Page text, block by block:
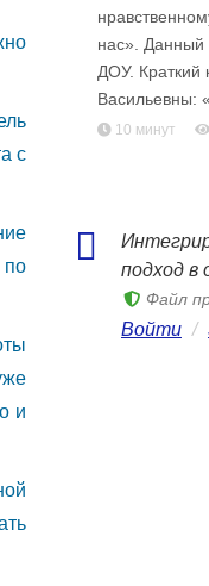
с
по
и
нас». Данный
ДОУ. Краткий
Васильевны:
10 минут
подход в
Файл
Войти /